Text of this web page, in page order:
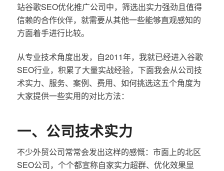
站谷歌SEO优化推广公司中，筛选出实力强劲且值得
信赖的合作伙伴，就需要从其他一些能够直观感知的
方面着手进行比较。
从专业技术角度出发，自2011年，我就已经进入谷歌
SEO行业，积累了大量实战经验，下面我会从公司技
术实力、服务、案例、费用、如何挑选这五个角度为
大家提供一些实用的对比方法：
一、公司技术实力
不少外贸公司常常会发出这样的感慨：市面上的北区
SEO公司，个个都宣称自家实力超群、优化效果显